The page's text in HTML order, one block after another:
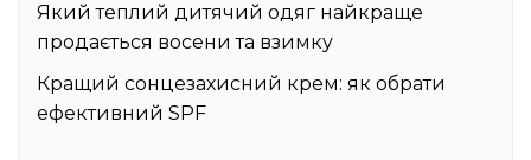
Який теплий дитячий одяг найкраще
продається восени та взимку
Кращий сонцезахисний крем: як обрати
ефективний SPF